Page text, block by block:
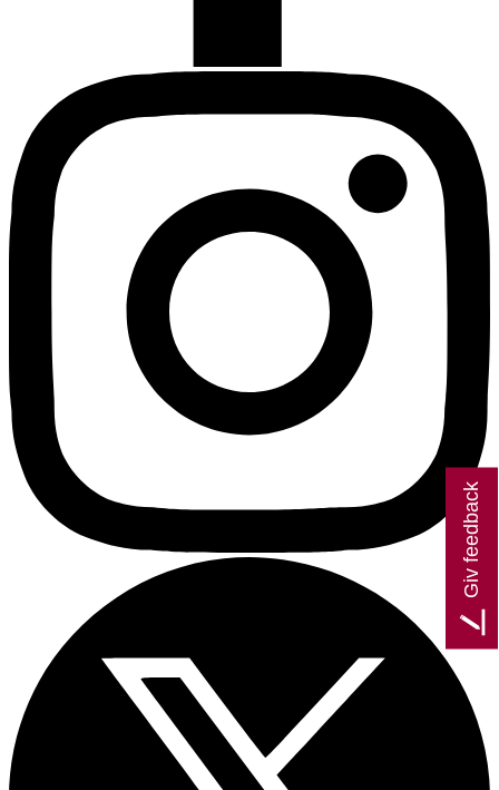
Giv feedback